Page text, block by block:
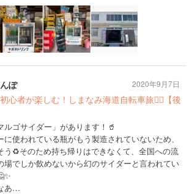
ぽ
心者が楽しむ！しまなみ海道自転車旅🚴‍♀️【後
ルゴサイダー」があります！🥤
に使われている瓶がもう製造されていないため、
う♻️そのため持ち帰りはできなくて、全国への流
場でしか飲めないから幻のサイダーと言われてい
あ…
2020年9月7日